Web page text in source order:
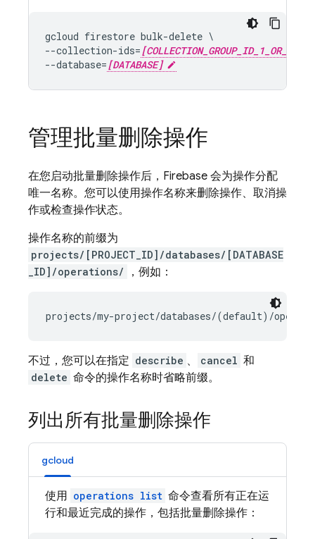
gcloud firestore bulk-delete \
--collection-ids=
--database= [DATABASE]
管理批量删除操作
在您启动批量删除操作后， Firebase 会为操作分配
唯一名称。您可以使用操作名称来删除操作、取消操
作或检查操作状态。
操作名称的前缀为
projects/[PROJECT_ID]/databases/[DATABASE
_ID]/operations/
，例如：
不过，您可以在指定 describe 、 cancel 和
delete 命令的操作名称时省略前缀。
列出所有批量删除操作
gcloud
使用 operations list 命令查看所有正在运
行和最近完成的操作，包括批量删除操作：